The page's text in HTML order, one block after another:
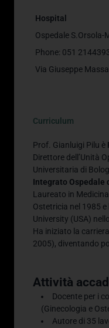
Hospital
Ospedale S.Orsola-
Phone: 051
Via Giuseppe
Curriculum
Prof. Gianluigi Pilu è
Direttore dell’Unità
Universitaria di
Integrato Ospedale
Laureato in
Ostetricia nel 1985
University (USA)
Ha iniziato la
2005), diventando
Attività
Docente per i
(Ginecologia e
Autore di 35